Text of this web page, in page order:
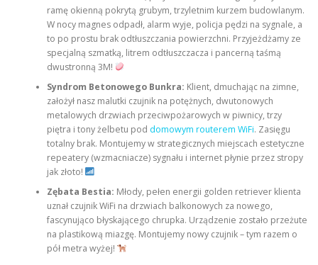
ramę okienną pokrytą grubym, trzyletnim kurzem budowlanym.
W nocy magnes odpadł, alarm wyje, policja pędzi na sygnale, a
to po prostu brak odtłuszczania powierzchni. Przyjeżdżamy ze
specjalną szmatką, litrem odtłuszczacza i pancerną taśmą
dwustronną 3M!
Syndrom Betonowego Bunkra: Klient, dmuchając na zimne,
założył nasz malutki czujnik na potężnych, dwutonowych
metalowych drzwiach przeciwpożarowych w piwnicy, trzy
piętra i tony żelbetu pod domowym routerem WiFi. Zasięgu
totalny brak. Montujemy w strategicznych miejscach estetyczne
repeatery (wzmacniacze) sygnału i internet płynie przez stropy
jak złoto!
Zębata Bestia: Młody, pełen energii golden retriever klienta
uznał czujnik WiFi na drzwiach balkonowych za nowego,
fascynująco błyskającego chrupka. Urządzenie zostało przeżute
na plastikową miazgę. Montujemy nowy czujnik – tym razem o
pół metra wyżej!